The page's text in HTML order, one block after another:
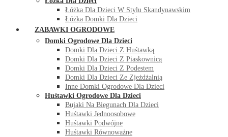
Łóżka Dla Dzieci W Stylu Skandynawskim
Łóżka Domki Dla Dzieci
ZABAWKI OGRODOWE
Domki Ogrodowe Dla Dzieci
Domki Dla Dzieci Z Huśtawką
Domki Dla Dzieci Z Piaskownicą
Domki Dla Dzieci Z Podestem
Domki Dla Dzieci Ze Zjeżdżalnią
Inne Domki Ogrodowe Dla Dzieci
Huśtawki Ogrodowe Dla Dzieci
Bujaki Na Biegunach Dla Dzieci
Huśtawki Jednoosobowe
Huśtawki Podwójne
Huśtawki Równoważne